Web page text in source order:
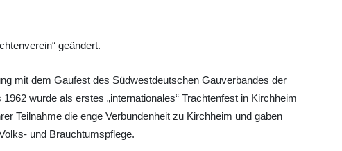
geändert.
mit dem Gaufest des Südwestdeutschen Gauverbandes der
wurde als erstes „internationales“ Trachtenfest in Kirchheim
Teilnahme die enge Verbundenheit zu Kirchheim und gaben
und Brauchtumspflege.